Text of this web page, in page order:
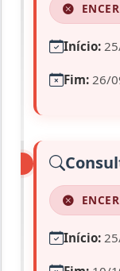
Início:
Fim: 26/
Início: